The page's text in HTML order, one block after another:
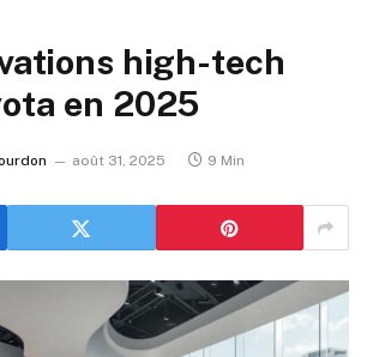
high-tech
en 2025
août 31, 2025 9 Min